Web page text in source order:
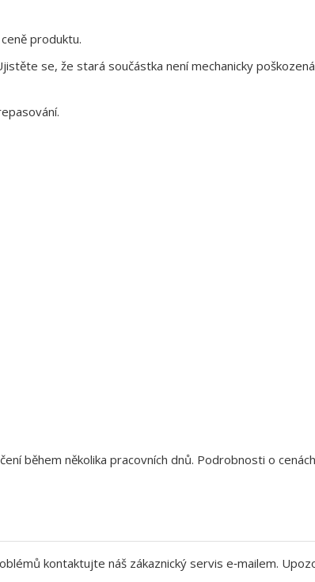
produktu.
se, že stará součástka není mechanicky
během několika pracovních dnů. Podrobnosti o
kontaktujte náš zákaznický servis e‑mailem.